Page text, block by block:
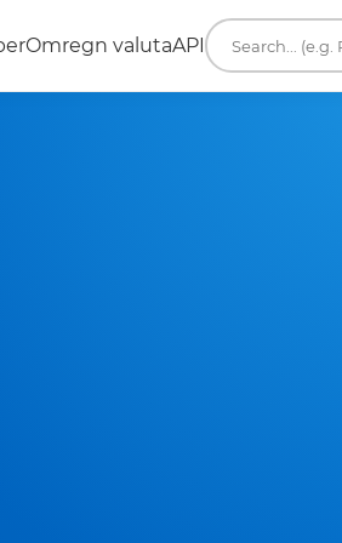
Omregn valutaAPI